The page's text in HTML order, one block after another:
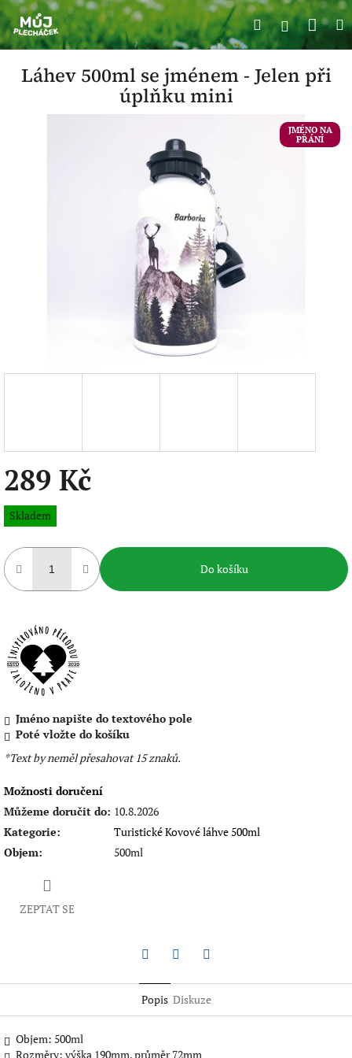
Přejít
na
obsah
HledatPřihlášení
Láhev 500ml se jménem - Jelen při
úplňku mini
JMÉNO NA
PŘÁNÍ
289 Kč
Měrná
cena:
Skladem
Do košíku
Jméno napište do textového pole
Poté vložte do košíku
*Text by neměl přesahovat 15 znaků.
Možnosti doručení
Můžeme doručit do: 10.8.2026
Kategorie:
Turistické Kovové láhve 500ml
Objem: 500ml
ZEPTAT SE
Popis Diskuze
Objem: 500ml
Rozměry: výška 190mm, průměr 72mm